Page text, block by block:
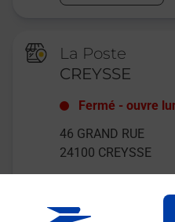
La Poste
CREYSSE
Fermé -ouvre
46 GRAND RUE
24100 CREYSSE